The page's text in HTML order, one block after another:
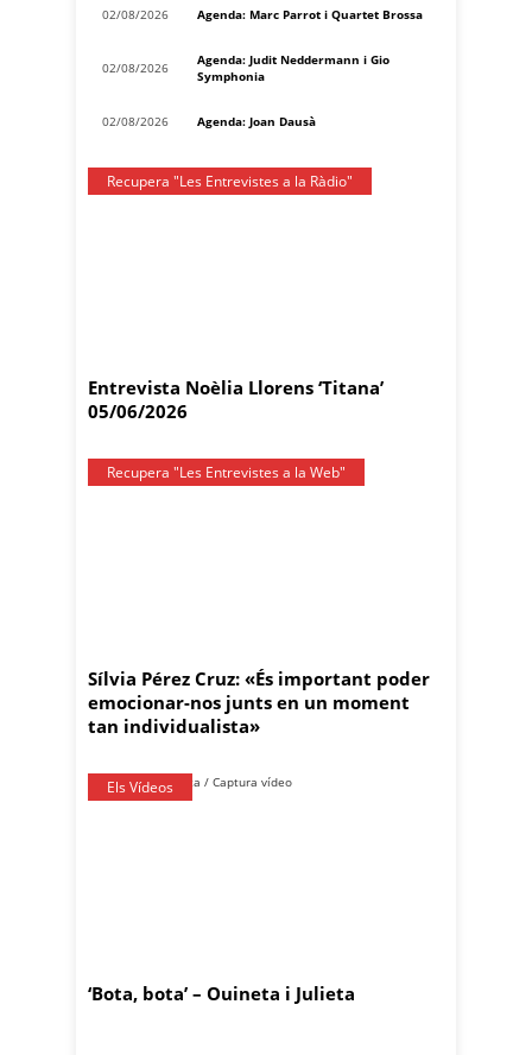
02/08/2026 Agenda: Marc Parrot i Quartet Brossa
02/08/2026
Agenda: Judit Neddermann i Gio
Symphonia
02/08/2026 Agenda: Joan Dausà
Recupera "Les Entrevistes a la Ràdio"
Entrevista Noèlia Llorens ‘Titana’
05/06/2026
Recupera "Les Entrevistes a la Web"
Sílvia Pérez Cruz: «És important poder
emocionar-nos junts en un moment
tan individualista»
Els Vídeos
‘Bota, bota’ – Ouineta i Julieta